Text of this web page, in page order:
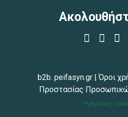
b2b. peifasyn.gr|Όροι
Προστασίας
Ρυθμίσεις